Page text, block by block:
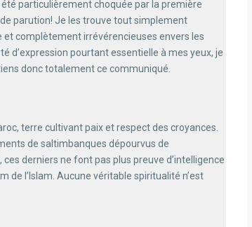
été particulièrement choquée par la première
parution! Je les trouve tout simplement
complètement irrévérencieuses envers les
d’expression pourtant essentielle à mes yeux, je
donc totalement ce communiqué.
terre cultivant paix et respect des croyances.
de saltimbanques dépourvus de
derniers ne font pas plus preuve d’intelligence
de l’Islam. Aucune véritable spiritualité n’est